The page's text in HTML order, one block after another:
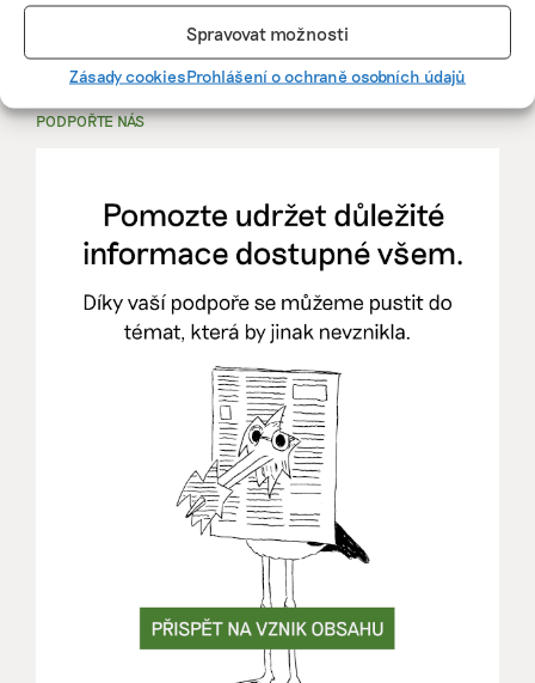
Spravovat možnosti
Zásady cookiesProhlášení o ochraně osobních údajů
Více naEkoJobs>
PODPOŘTE NÁS